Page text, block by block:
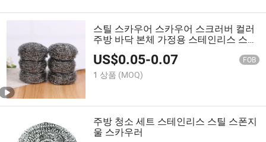
스틸 스카우어 스카우어 스크러버 컬러
주방 바닥 본체 가정용 스테인리스 스틸
실리콘 청소 접시 스폰지 스카우어 스크
러버
US$0.05-0.07 FOB
1 상품 (MOQ)
주방 청소 세트 스테인리스 스틸 스폰지
울 스카우러